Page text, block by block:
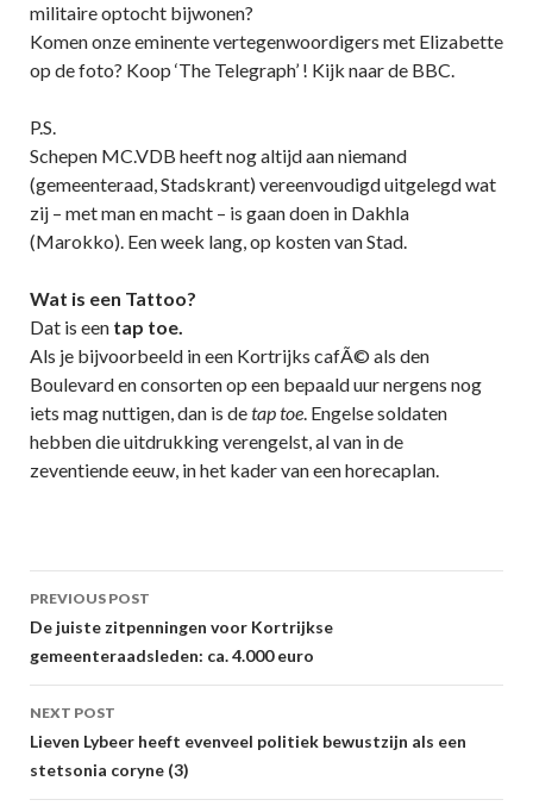
militaire optocht bijwonen?
Komen onze eminente vertegenwoordigers met Elizabette
op de foto? Koop ‘The Telegraph’ ! Kijk naar de BBC.
P.S.
Schepen MC.VDB heeft nog altijd aan niemand
(gemeenteraad, Stadskrant) vereenvoudigd uitgelegd wat
zij – met man en macht – is gaan doen in Dakhla
(Marokko). Een week lang, op kosten van Stad.
Wat is een Tattoo?
Dat is een tap toe.
Als je bijvoorbeeld in een Kortrijks cafÃ© als den
Boulevard en consorten op een bepaald uur nergens nog
iets mag nuttigen, dan is detap toe. Engelse soldaten
hebben die uitdrukking verengelst, al van in de
zeventiende eeuw, in het kader van een horecaplan.
Post
navigation
PREVIOUS POST
De juiste zitpenningen voor Kortrijkse
gemeenteraadsleden: ca. 4.000 euro
NEXT POST
Lieven Lybeer heeft evenveel politiek bewustzijn als een
stetsonia coryne (3)